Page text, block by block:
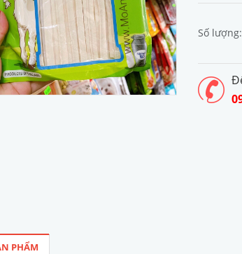
Số lượng:
PHẨM